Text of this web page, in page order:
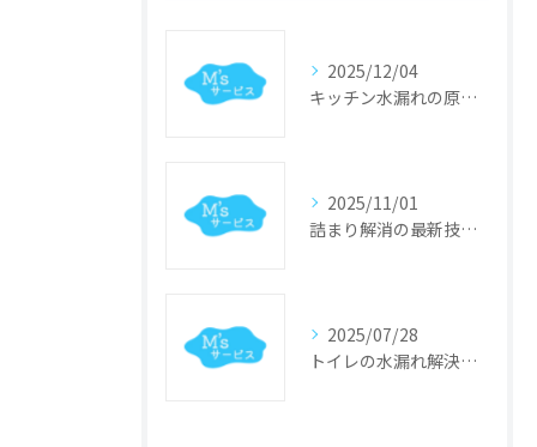
2025/12/04
キッチン水漏れの原因特定と迅速修理のポイント
2025/11/01
詰まり解消の最新技術と業界動向
2025/07/28
トイレの水漏れ解決法と修理手順